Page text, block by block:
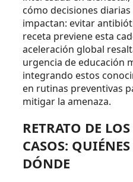
cómo decisiones diarias
impactan: evitar
receta previene esta
aceleración global
urgencia de educación
integrando estos
en rutinas preventivas
mitigar la amenaza.
RETRATO DE LOS
CASOS:
DÓNDE